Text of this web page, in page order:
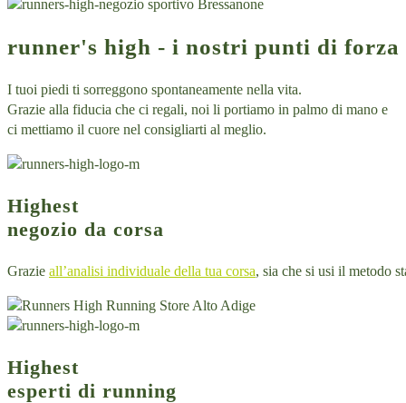
runner's high - i nostri punti di forza
I tuoi piedi ti sorreggono spontaneamente nella vita.
Grazie alla fiducia che ci regali, noi li portiamo in palmo di mano e
ci mettiamo il cuore nel consigliarti al meglio.
Highest
negozio da corsa
Grazie all’analisi individuale della tua corsa, sia che si usi il metodo
Highest
esperti di running